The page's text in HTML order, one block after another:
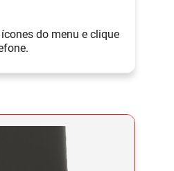
do menu e clique